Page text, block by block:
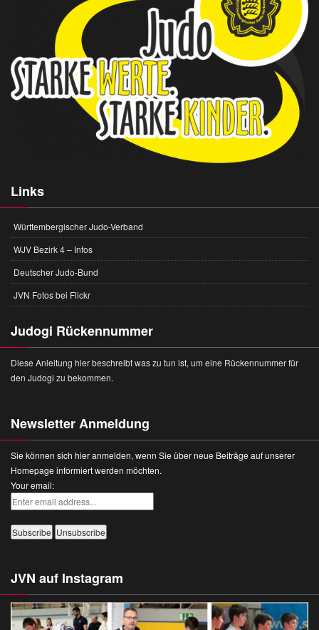
Links
Württembergischer Judo-Verband
WJV Bezirk 4 – Infos
Deutscher Judo-Bund
JVN Fotos bei Flickr
Judogi Rückennummer
Diese Anleitung hier beschreibt was zu tun ist, um eine Rückennummer für
den Judogi zu bekommen.
Newsletter Anmeldung
Sie können sich hier anmelden, wenn Sie über neue Beiträge auf unserer
Homepage informiert werden möchten.
Your email:
JVN auf Instagram